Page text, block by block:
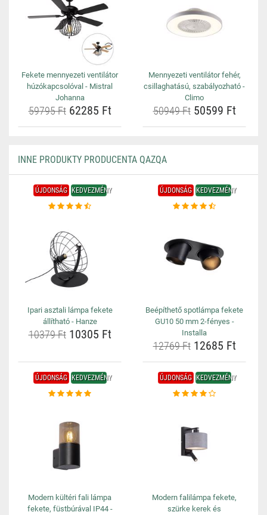
Fekete mennyezeti ventilátor
húzókapcsolóval - Mistral
Johanna
59795 Ft62285 Ft
Mennyezeti ventilátor fehér,
csillaghatású, szabályozható -
Climo
50949 Ft50599 Ft
INNE PRODUKTY PRODUCENTA QAZQA
ÚJDONSÁG KEDVEZMÉNY
Ipari asztali lámpa fekete
állítható - Hanze
10379 Ft10305 Ft
ÚJDONSÁG KEDVEZMÉNY
Beépíthető spotlámpa fekete
GU10 50 mm 2-fényes -
Installa
12769 Ft12685 Ft
ÚJDONSÁG KEDVEZMÉNY
Modern kültéri fali lámpa
fekete, füstbúrával IP44 -
ÚJDONSÁG KEDVEZMÉNY
Modern falilámpa fekete,
szürke kerek és